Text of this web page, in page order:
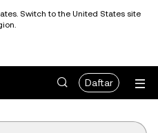
Switch to the United States site
Daftar